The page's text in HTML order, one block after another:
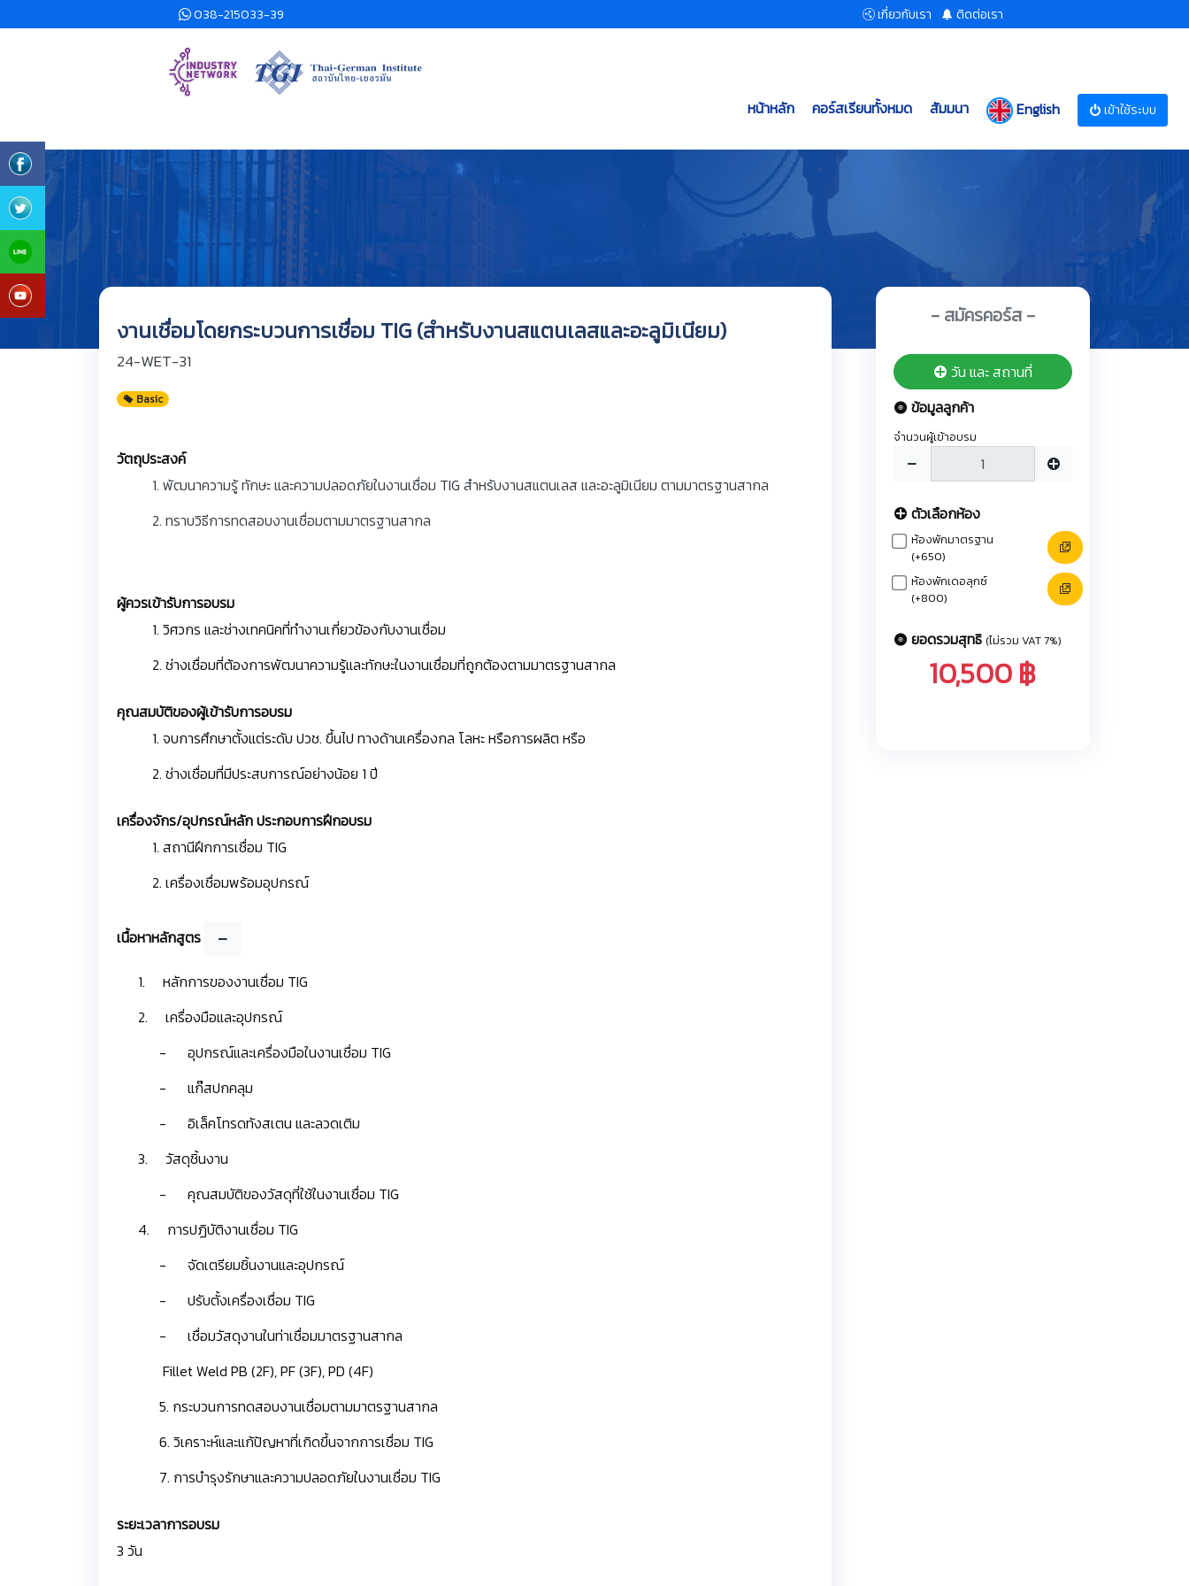
038-215033-39 เกี่ยวกับเรา ติดต่อเรา
หน้าหลัก คอร์สเรียนทั้งหมด สัมมนา English เข้าใช้ระบบ
งานเชื่อมโดยกระบวนการเชื่อม TIG (สำหรับงานสแตนเลสและอะลูมิเนียม)
24-WET-31
Basic
วัตถุประสงค์
1. พัฒนาความรู้ ทักษะ และความปลอดภัยในงานเชื่อม TIG สำหรับงานสแตนเลส และอะลูมิเนียม ตามมาตรฐานสากล
2. ทราบวิธีการทดสอบงานเชื่อมตามมาตรฐานสากล
ผู้ควรเข้ารับการอบรม
1. วิศวกร และช่างเทคนิคที่ทำงานเกี่ยวข้องกับงานเชื่อม
2. ช่างเชื่อมที่ต้องการพัฒนาความรู้และทักษะในงานเชื่อมที่ถูกต้องตามมาตรฐานสากล
คุณสมบัติของผู้เข้ารับการอบรม
1. จบการศึกษาตั้งแต่ระดับ ปวช. ขึ้นไป ทางด้านเครื่องกล โลหะ หรือการผลิต หรือ
2. ช่างเชื่อมที่มีประสบการณ์อย่างน้อย 1 ปี
เครื่องจักร/อุปกรณ์หลัก ประกอบการฝึกอบรม
1. สถานีฝึกการเชื่อม TIG
2. เครื่องเชื่อมพร้อมอุปกรณ์
เนื้อหาหลักสูตร
1. หลักการของงานเชื่อม TIG
2. เครื่องมือและอุปกรณ์
- อุปกรณ์และเครื่องมือในงานเชื่อม TIG
- แก๊สปกคลุม
- อิเล็คโทรดทังสเตน และลวดเติม
3. วัสดุชิ้นงาน
- คุณสมบัติของวัสดุที่ใช้ในงานเชื่อม TIG
4. การปฏิบัติงานเชื่อม TIG
- จัดเตรียมชิ้นงานและอุปกรณ์
- ปรับตั้งเครื่องเชื่อม TIG
- เชื่อมวัสดุงานในท่าเชื่อมมาตรฐานสากล
Fillet Weld PB (2F), PF (3F), PD (4F)
5. กระบวนการทดสอบงานเชื่อมตามมาตรฐานสากล
6. วิเคราะห์และแก้ปัญหาที่เกิดขึ้นจากการเชื่อม TIG
7. การบำรุงรักษาและความปลอดภัยในงานเชื่อม TIG
ระยะเวลาการอบรม
3 วัน
- สมัครคอร์ส -
วัน และ สถานที่
ข้อมูลลูกค้า
จำนวนผู้เข้าอบรม
ตัวเลือกห้อง
ห้องพักมาตรฐาน
(+650)
ห้องพักเดอลุกซ์
(+800)
ยอดรวมสุทธิ (ไม่รวม VAT 7%)
10,500 ฿